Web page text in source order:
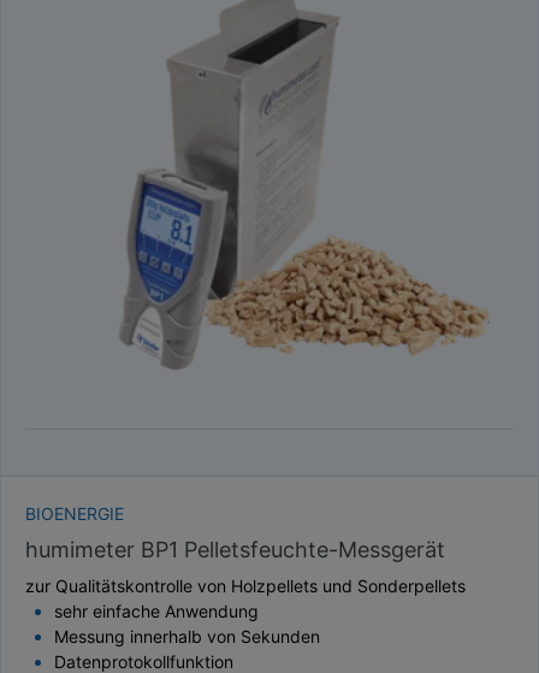
BIOENERGIE
humimeter BP1 Pelletsfeuchte-Messgerät
zur Qualitätskontrolle von Holzpellets und Sonderpellets
sehr einfache Anwendung
Messung innerhalb von Sekunden
Datenprotokollfunktion